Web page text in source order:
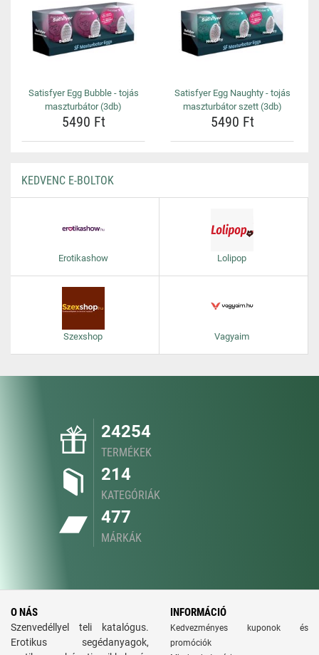
Satisfyer Egg Bubble - tojás
maszturbátor (3db)
5490 Ft
Satisfyer Egg Naughty - tojás
maszturbátor szett (3db)
5490 Ft
KEDVENC E-BOLTOK
Erotikashow Lolipop
Szexshop Vagyaim
24254
TERMÉKEK
214
KATEGÓRIÁK
477
MÁRKÁK
O NÁS
Szenvedéllyel teli katalógus.
Erotikus segédanyagok,
INFORMÁCIÓ
Kedvezményes kuponok és
promóciók